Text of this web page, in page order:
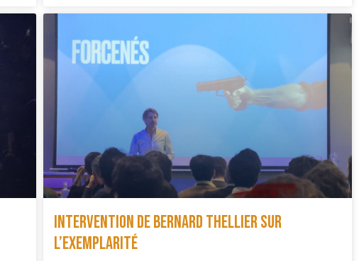
Intervention de Bernard Thellier sur
l’exemplarité